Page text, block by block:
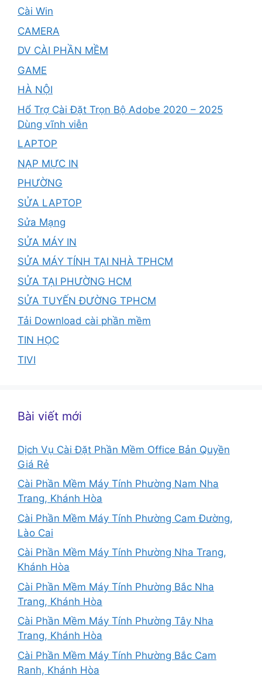
Cài Win
CAMERA
DV CÀI PHẦN MỀM
GAME
HÀ NỘI
Hổ Trợ Cài Đặt Trọn Bộ Adobe 2020 – 2025
Dùng vĩnh viễn
LAPTOP
NẠP MỰC IN
PHƯỜNG
SỬA LAPTOP
Sửa Mạng
SỬA MÁY IN
SỬA MÁY TÍNH TẠI NHÀ TPHCM
SỬA TẠI PHƯỜNG HCM
SỬA TUYẾN ĐƯỜNG TPHCM
Tải Download cài phần mềm
TIN HỌC
TIVI
Bài viết mới
Dịch Vụ Cài Đặt Phần Mềm Office Bản Quyền
Giá Rẻ
Cài Phần Mềm Máy Tính Phường Nam Nha
Trang, Khánh Hòa
Cài Phần Mềm Máy Tính Phường Cam Đường,
Lào Cai
Cài Phần Mềm Máy Tính Phường Nha Trang,
Khánh Hòa
Cài Phần Mềm Máy Tính Phường Bắc Nha
Trang, Khánh Hòa
Cài Phần Mềm Máy Tính Phường Tây Nha
Trang, Khánh Hòa
Cài Phần Mềm Máy Tính Phường Bắc Cam
Ranh, Khánh Hòa